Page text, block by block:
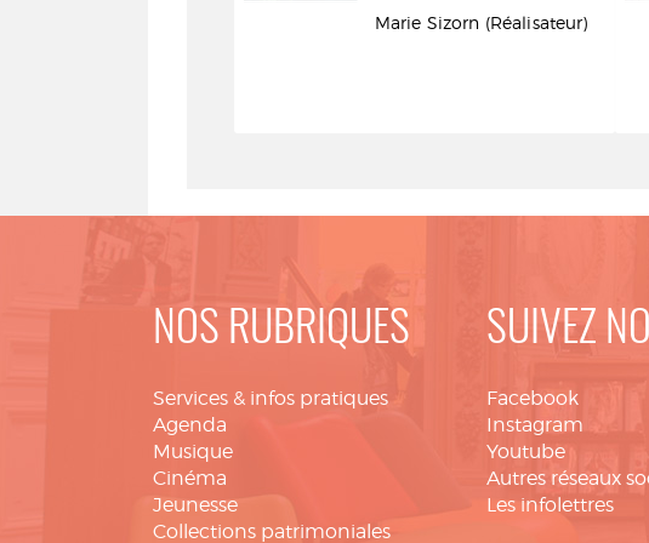
Marie Sizorn (Réalisateur)
NOS RUBRIQUES
Services & infos pratiques
Agenda
Musique
Cinéma
Jeunesse
Collections patrimoniales
SUIVEZ
Facebook
Instagram
Youtube
Autres réseaux
Les infolettres